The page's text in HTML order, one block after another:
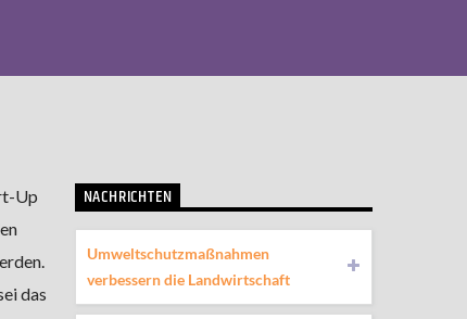
Up
das
NACHRICHTEN
Umweltschutzmaßnahmen
verbessern die Landwirtschaft